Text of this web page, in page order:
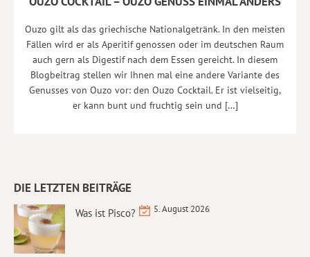
Ouzo gilt als das griechische Nationalgetränk. In den meisten
Fällen wird er als Aperitif genossen oder im deutschen Raum
auch gern als Digestif nach dem Essen gereicht. In diesem
Blogbeitrag stellen wir Ihnen mal eine andere Variante des
Genusses von Ouzo vor: den Ouzo Cocktail. Er ist vielseitig,
er kann bunt und fruchtig sein und […]
DIE LETZTEN BEITRÄGE
Was ist Pisco? 5. August 2026